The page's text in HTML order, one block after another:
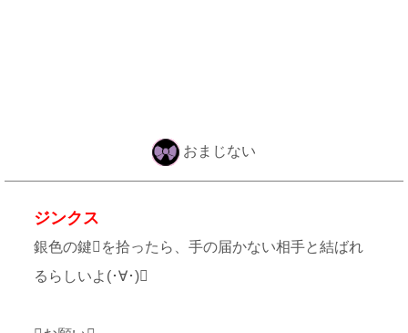
おまじない
ジンクス
銀色の鍵を拾ったら、手の届かない相手と結ばれ
るらしいよ(･∀･)